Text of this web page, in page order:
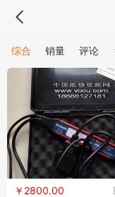
综合 销量 评论
￥2800.00